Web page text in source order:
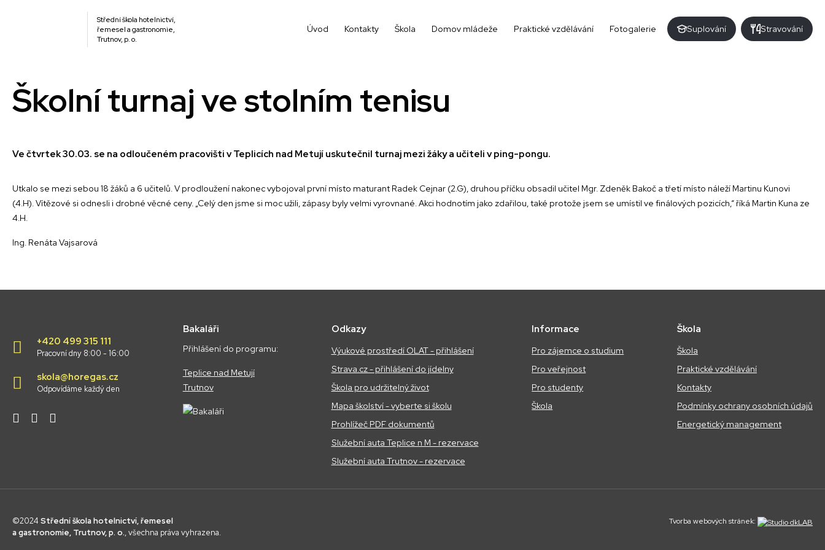
Střední škola hotelnictví,
řemesel a gastronomie,
Trutnov, p. o.
Úvod Kontakty Škola Domov mládeže Praktické vzdělávání Fotogalerie Suplování Stravování
Školní turnaj ve stolním tenisu
Ve čtvrtek 30.03. se na odloučeném pracovišti v Teplicích nad Metují uskutečnil turnaj mezi žáky a učiteli v ping-pongu.
Utkalo se mezi sebou 18 žáků a 6 učitelů. V prodloužení nakonec vybojoval první místo maturant Radek Cejnar (2.G), druhou příčku obsadil učitel Mgr. Zdeněk Bakoč a třetí místo náleží Martinu Kunovi
(4.H). Vítězové si odnesli i drobné věcné ceny. „Celý den jsme si moc užili, zápasy byly velmi vyrovnané. Akci hodnotím jako zdařilou, také protože jsem se umístil ve finálových pozicích,“ říká Martin Kuna ze
4.H.
Ing. Renáta Vajsarová
+420 499 315 111
Pracovní dny 8:00 - 16:00
skola@horegas.cz
Odpovídáme každý den
Bakaláři
Přihlášení do programu:
Teplice nad Metují
Trutnov
Odkazy
Výukové prostředí OLAT - přihlášení
Strava.cz - přihlášení do jídelny
Škola pro udržitelný život
Mapa školství - vyberte si školu
Prohlížeč PDF dokumentů
Služební auta Teplice n M - rezervace
Služební auta Trutnov - rezervace
Informace
Pro zájemce o studium
Pro veřejnost
Pro studenty
Škola
Škola
Škola
Praktické vzdělávání
Kontakty
Podmínky ochrany osobních údajů
Energetický management
Tvorba webových stránek:
©2024 Střední škola hotelnictví, řemesel
a gastronomie, Trutnov, p. o., všechna práva vyhrazena.